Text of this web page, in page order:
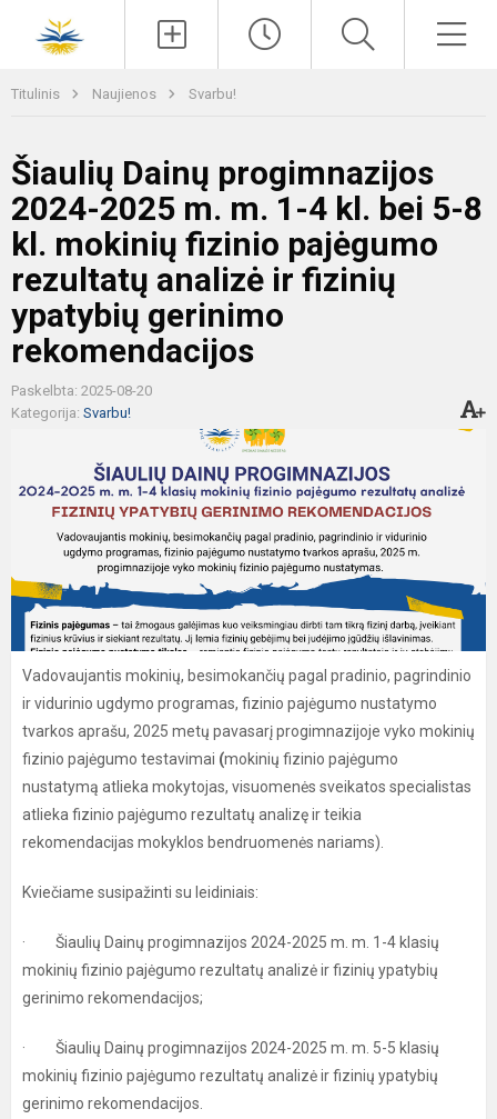
Titulinis Naujienos Svarbu!
Šiaulių Dainų progimnazijos
2024-2025 m. m. 1-4 kl. bei 5-8
kl. mokinių fizinio pajėgumo
rezultatų analizė ir fizinių
ypatybių gerinimo
rekomendacijos
Paskelbta: 2025-08-20
Kategorija: Svarbu!
Vadovaujantis mokinių, besimokančių pagal pradinio, pagrindinio
ir vidurinio ugdymo programas, fizinio pajėgumo nustatymo
tvarkos aprašu, 2025 metų pavasarį progimnazijoje vyko mokinių
fizinio pajėgumo testavimai (mokinių fizinio pajėgumo
nustatymą atlieka mokytojas, visuomenės sveikatos specialistas
atlieka fizinio pajėgumo rezultatų analizę ir teikia
rekomendacijas mokyklos bendruomenės nariams).
Kviečiame susipažinti su leidiniais:
· Šiaulių Dainų progimnazijos 2024-2025 m. m. 1-4 klasių
mokinių fizinio pajėgumo rezultatų analizė ir fizinių ypatybių
gerinimo rekomendacijos;
· Šiaulių Dainų progimnazijos 2024-2025 m. m. 5-5 klasių
mokinių fizinio pajėgumo rezultatų analizė ir fizinių ypatybių
gerinimo rekomendacijos.